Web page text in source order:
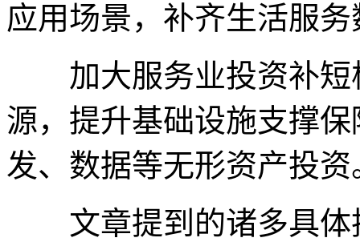
应用场景，补齐生活服
加大服务业投资补短
源，提升基础设施支撑
发、数据等无形资产投资
文章提到的诸多具体